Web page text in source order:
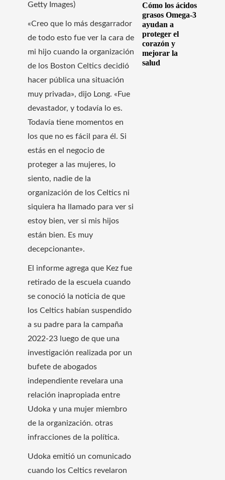
Getty Images)
«Creo que lo más desgarrador
de todo esto fue ver la cara de
mi hijo cuando la organización
de los Boston Celtics decidió
hacer pública una situación
muy privada», dijo Long. «Fue
devastador, y todavía lo es.
Todavía tiene momentos en
los que no es fácil para él. Si
estás en el negocio de
proteger a las mujeres, lo
siento, nadie de la
organización de los Celtics ni
siquiera ha llamado para ver si
estoy bien, ver si mis hijos
están bien. Es muy
decepcionante».
El informe agrega que Kez fue
retirado de la escuela cuando
se conoció la noticia de que
los Celtics habían suspendido
a su padre para la campaña
2022-23 luego de que una
investigación realizada por un
bufete de abogados
independiente revelara una
relación inapropiada entre
Udoka y una mujer miembro
de la organización. otras
infracciones de la política.
Udoka emitió un comunicado
cuando los Celtics revelaron
Cómo los ácidos
grasos Omega-3
ayudan a
proteger el
corazón y
mejorar la
salud